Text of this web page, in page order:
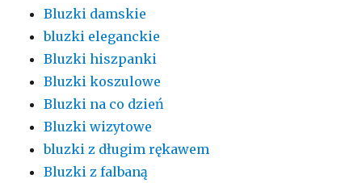
Bluzki damskie
bluzki eleganckie
Bluzki hiszpanki
Bluzki koszulowe
Bluzki na co dzień
Bluzki wizytowe
bluzki z długim rękawem
Bluzki z falbaną